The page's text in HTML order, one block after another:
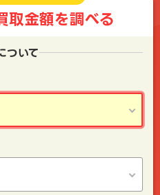
取金額を調べる
ついて